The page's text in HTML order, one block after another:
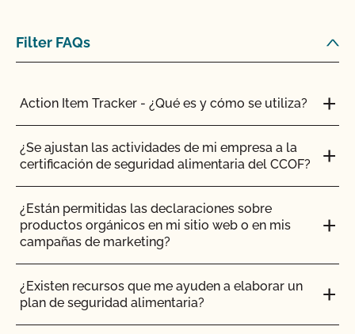
Filter FAQs
Action Item Tracker - ¿Qué es y cómo se utiliza?
¿Se ajustan las actividades de mi empresa a la
certificación de seguridad alimentaria del CCOF?
¿Están permitidas las declaraciones sobre
productos orgánicos en mi sitio web o en mis
campañas de marketing?
¿Existen recursos que me ayuden a elaborar un
plan de seguridad alimentaria?
otros miembros del CCOF?
Si busco la certificación orgánica, ¿todos los
animales de mi granja tienen que ser gestionados
orgánicamente?
¿Está permitido el sacrificio en la explotación?
pasto. ¿Hay algún otro requisito que deba tener en
cuenta para solicitar el Programa de Ganadería
Orgánica Certificada Alimentada con Pasto?